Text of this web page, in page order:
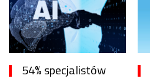
54% specjalistów